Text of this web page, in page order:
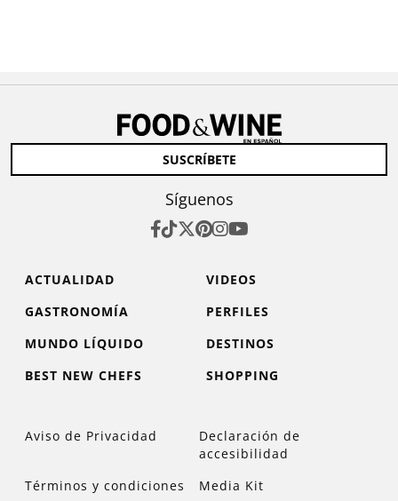
SUSCRÍBETE
Síguenos
ACTUALIDAD
VIDEOS
GASTRONOMÍA
PERFILES
MUNDO LÍQUIDO
DESTINOS
BEST NEW CHEFS
SHOPPING
Aviso de Privacidad
Declaración de
accesibilidad
Términos y condiciones
Media Kit